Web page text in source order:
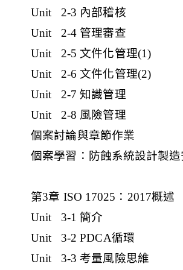
Unit 2-3 內部稽核
Unit 2-4 管理審查
Unit 2-5 文件化管理(1)
Unit 2-6 文件化管理(2)
Unit 2-7 知識管理
Unit 2-8 風險管理
個案討論與章節作業
個案學習：防蝕系統設計製
第3章 ISO 17025：2017概述
Unit 3-1 簡介
Unit 3-2 PDCA循環
Unit 3-3 考量風險思維